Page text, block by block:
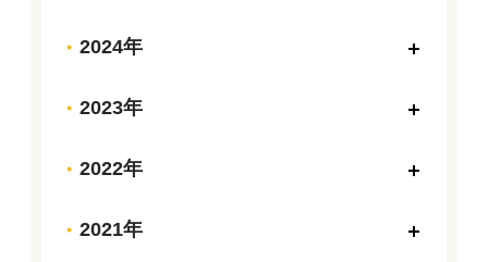
2024年
2023年
2022年
2021年